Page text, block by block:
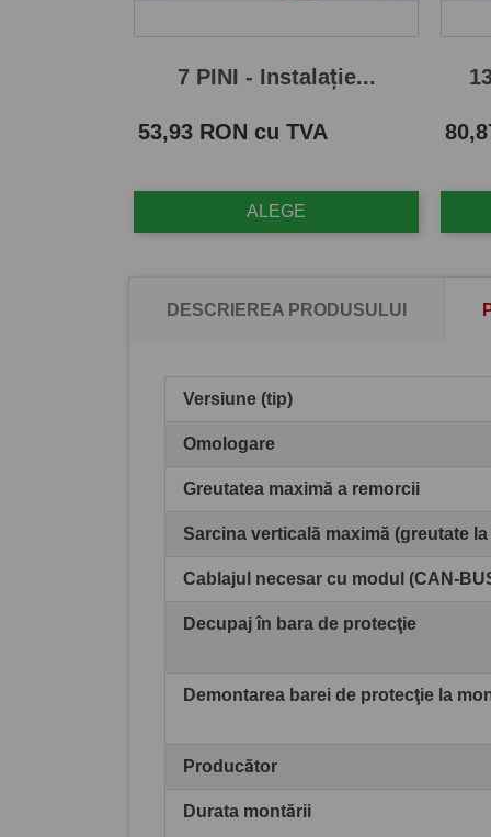
7 PINI - Instalație...
Pret
53,93 RON cu TVA
ALEGE
Pret
DESCRIEREA PRODUSULUI
Versiune (tip)
Omologare
Greutatea maximă a remorcii
Sarcina verticală maximă (greutate
Cablajul necesar cu modul (CAN-
Decupaj în bara de protecţie
Demontarea barei de protecţie la
Producător
Durata montării